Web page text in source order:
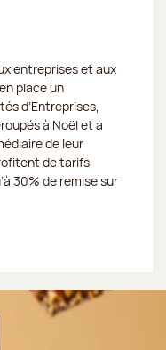
entreprises et aux
place un
d’Entreprises,
à Noël et à
de leur
de tarifs
30% de remise sur